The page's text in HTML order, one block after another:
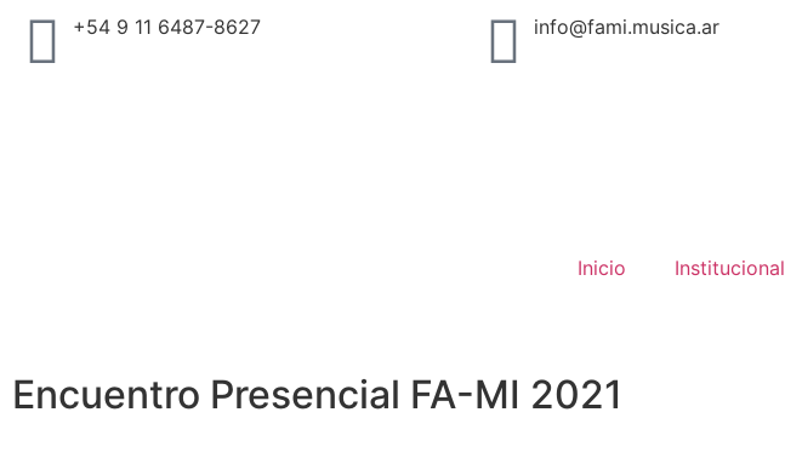
+54 9 11 6487-8627 info@fami.musica.ar
Inicio Institucional
Encuentro Presencial FA-MI 2021